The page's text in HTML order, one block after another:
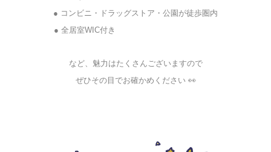
● コンビニ・ドラッグストア・公園が徒歩圏内
● 全居室WIC付き
など、魅力はたくさんございますので
ぜひその目でお確かめください 👀